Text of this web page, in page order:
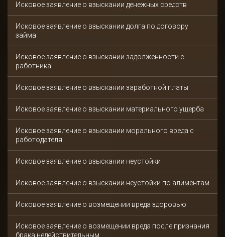
Исковое заявление о взыскании денежных средств
Исковое заявление о взыскании долга по договору
займа
Исковое заявление о взыскании задолженности с
работника
Исковое заявление о взыскании заработной платы
Исковое заявление о взыскании материального ущерба
Исковое заявление о взыскании морального вреда с
работодателя
Исковое заявление о взыскании неустойки
Исковое заявление о взыскании неустойки по алиментам
Исковое заявление о возмещении вреда здоровью
Исковое заявление о возмещении вреда после признания
брака недействительным